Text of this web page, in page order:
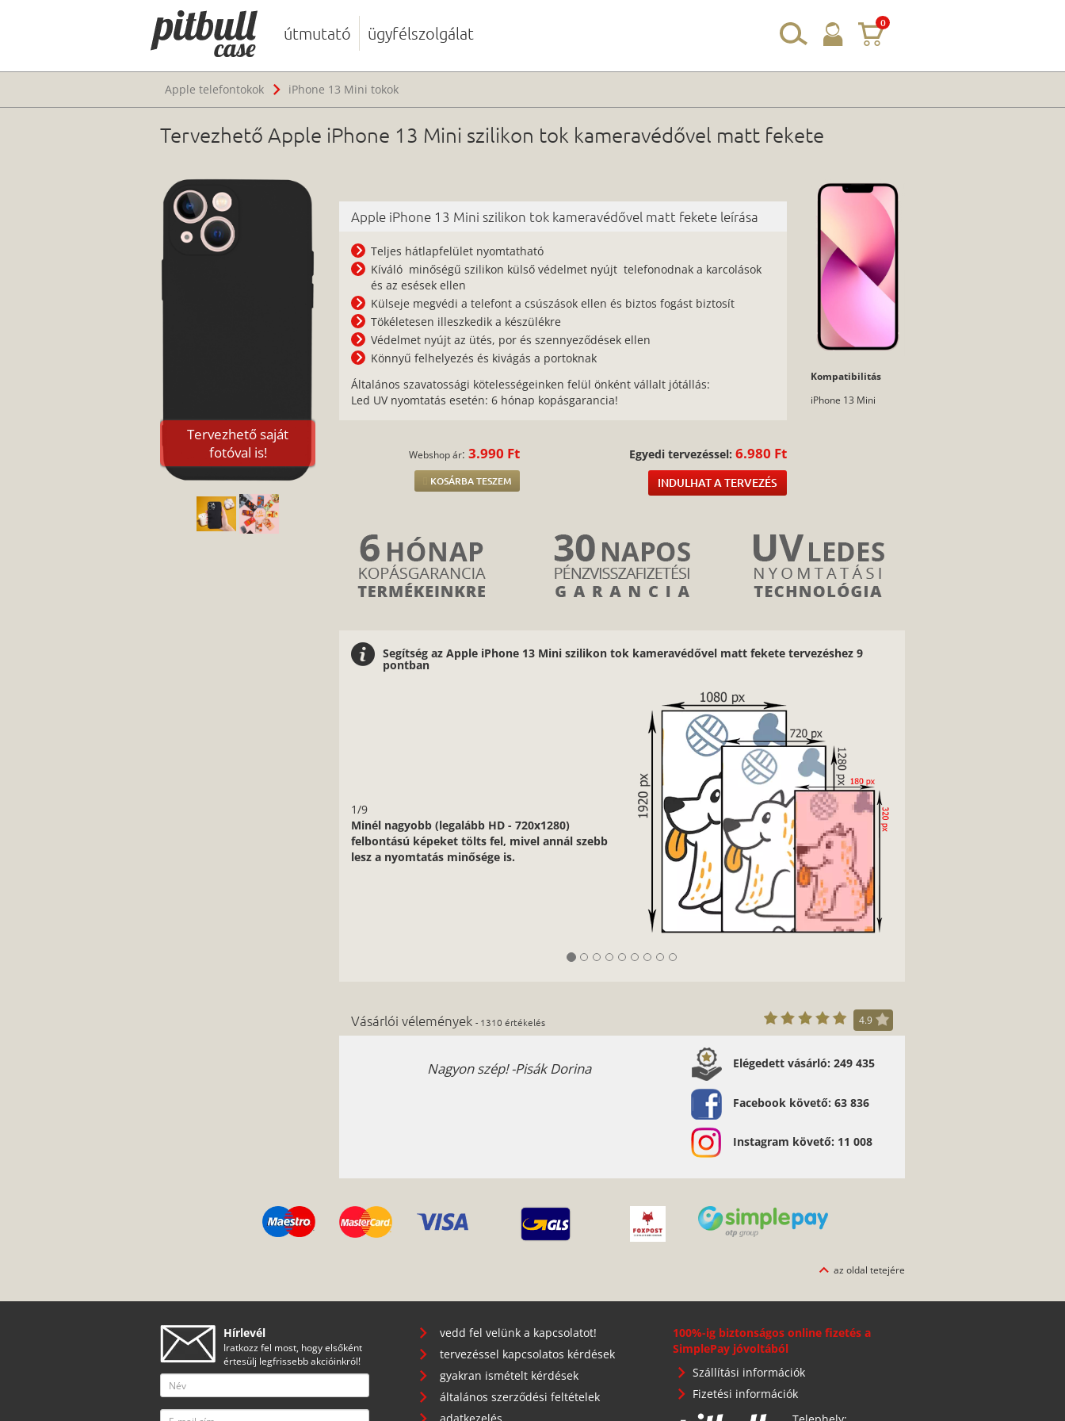
0
útmutató ügyfélszolgálat
Apple telefontokok iPhone 13 Mini tokok
Tervezhető Apple iPhone 13 Mini szilikon tok kameravédővel matt fekete
Tervezhető saját
fotóval is!
Apple iPhone 13 Mini szilikon tok kameravédővel matt fekete leírása
Teljes hátlapfelület nyomtatható
Kíváló minőségű szilikon külső védelmet nyújt telefonodnak a karcolások
és az esések ellen
Külseje megvédi a telefont a csúszások ellen és biztos fogást biztosít
Tökéletesen illeszkedik a készülékre
Védelmet nyújt az ütés, por és szennyeződések ellen
Könnyű felhelyezés és kivágás a portoknak
Általános szavatossági kötelességeinken felül önként vállalt jótállás:
Led UV nyomtatás esetén: 6 hónap kopásgarancia!
Webshop ár:3.990 Ft
KOSÁRBA TESZEM
Egyedi tervezéssel: 6.980 Ft
INDULHAT A TERVEZÉS
Kompatibilitás
iPhone 13 Mini
Segítség az Apple iPhone 13 Mini szilikon tok kameravédővel matt fekete tervezéshez 9
pontban
1/9
Minél nagyobb (legalább HD - 720x1280)
felbontású képeket tölts fel, mivel annál szebb
lesz a nyomtatás minősége is.
Vásárlói vélemények- 1310 értékelés 4.9
Nagyon szép! -Pisák Dorina Elégedett vásárló: 249 435
Facebook követő: 63 836
Instagram követő: 11 008
az oldal tetejére
Hírlevél
Iratkozz fel most, hogy elsőként
értesülj legfrissebb akcióinkról!
vedd fel velünk a kapcsolatot!
tervezéssel kapcsolatos kérdések
gyakran ismételt kérdések
általános szerződési feltételek
100%-ig biztonságos online fizetés a
SimplePay jóvoltából
Szállítási információk
Fizetési információk